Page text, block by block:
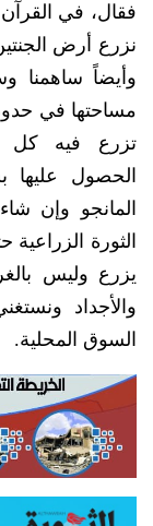
فقال، في
نزرع أرض
وأيضاً ساهمنا
تزرع فيه كل
الحصول
المانجو وإن
الثورة
يزرع وليس
والأجداد
السوق المحلية.